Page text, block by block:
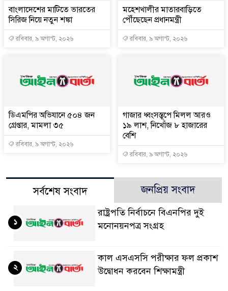
বাংলাদেশের মাটিতে ভারতের
সিরিজ নিয়ে নতুন শঙ্কা
রবিবার, ৯ অগাস্ট, ২০২৬
মহেশখালীর মাতারবাড়িতে
পৌঁছেছেন প্রধানমন্ত্রী
রবিবার, ৯ অগাস্ট, ২০২৬
ডিএমপির অভিযানে ৫০৪ জন
গ্রেপ্তার, মামলা ৩৫
রবিবার, ৯ অগাস্ট, ২০২৬
গাজার ধ্বংসস্তূপে মিলল আরও
১৯ লাশ, নিখোঁজ ৮ হাজারের
বেশি
রবিবার, ৯ অগাস্ট, ২০২৬
সর্বশেষ সংবাদ জনপ্রিয় সংবাদ
রাষ্ট্রপতি নির্বাচনে বিএনপির দুই
মনোনয়নপত্র সংগ্রহ
১
কাল এসএসসি পরীক্ষার ফল প্রকাশ
উদ্বোধন করবেন শিক্ষামন্ত্রী
২